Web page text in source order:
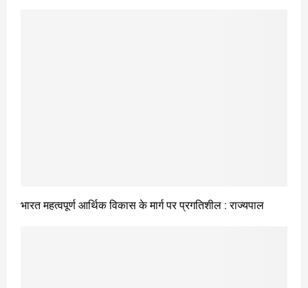
भारत महत्वपूर्ण आर्थिक विकास के मार्ग पर प्रगतिशील : राज्यपाल